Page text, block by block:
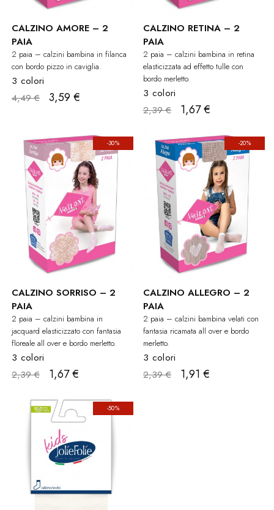
CALZINO AMORE – 2
PAIA
2 paia – calzini bambina in filanca
con bordo pizzo in caviglia.
3 colori
4,49 €
3,59 €
CALZINO RETINA – 2
PAIA
2 paia – calzini bambina in retina
elasticizzata ad effetto tulle con
bordo merletto.
3 colori
2,39 €
1,67 €
-30%
CALZINO SORRISO – 2
PAIA
2 paia – calzini bambina in
jacquard elasticizzato con fantasia
floreale all over e bordo merletto.
3 colori
2,39 €
1,67 €
-20%
CALZINO ALLEGRO – 2
PAIA
2 paia – calzini bambina velati con
fantasia ricamata all over e bordo
merletto.
3 colori
2,39 €
1,91 €
-50%